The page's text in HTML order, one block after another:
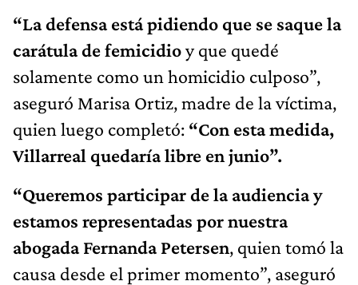
“La defensa está pidiendo que se saque la
carátula de femicidioy que quedé
solamente como un homicidio culposo”,
aseguró Marisa Ortiz, madre de la víctima,
quien luego completó: “Con esta medida,
Villarreal quedaría libre en junio”.
“Queremos participar de la audiencia y
estamos representadas por nuestra
abogada Fernanda Petersen, quien tomó la
causa desde el primer momento”, aseguró